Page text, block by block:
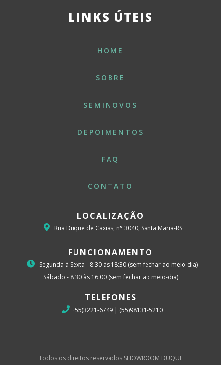
LINKS ÚTEIS
HOME
SOBRE
SEMINOVOS
DEPOIMENTOS
FAQ
CONTATO
LOCALIZAÇÃO
Rua Duque de Caxias, n° 3040, Santa Maria-RS
FUNCIONAMENTO
Segunda à Sexta - 8:30 às 18:30 (sem fechar ao meio-dia)
Sábado - 8:30 às 16:00 (sem fechar ao meio-dia)
TELEFONES
(55)3221-6749 | (55)98131-5210
Todos os direitos reservados SHOWROOM DUQUE